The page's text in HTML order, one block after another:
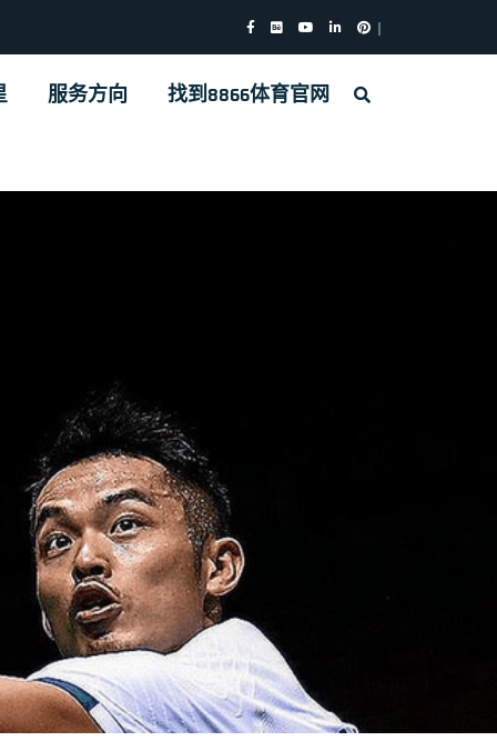
服务方向 找到8866体育官网